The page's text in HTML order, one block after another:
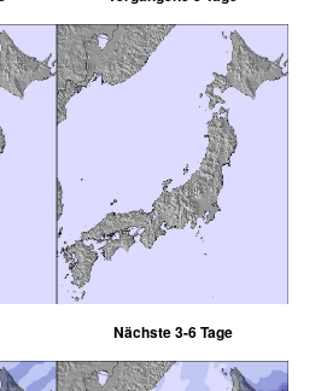
Nächste 3-6 Tage